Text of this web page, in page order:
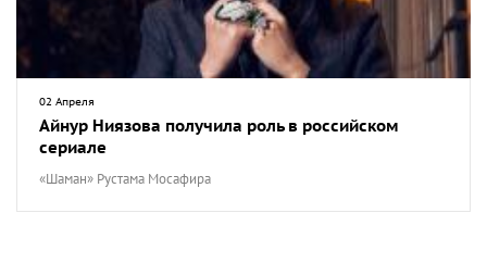
02 Апреля
Айнур Ниязова получила роль в российском
сериале
«Шаман» Рустама Мосафира